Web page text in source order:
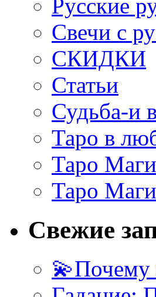
Русские
Свечи с
СКИДКИ
Статьи
Судьба-и
Таро в
Таро
Таро
Свежие
💫Почему